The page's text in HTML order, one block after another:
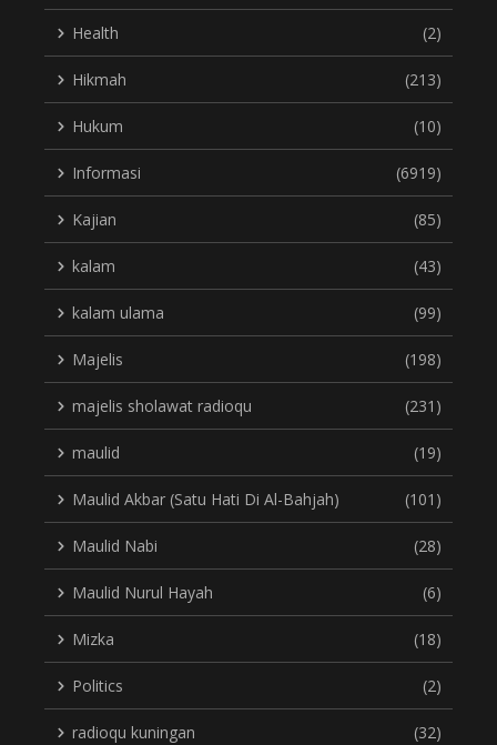
Health (2)
Hikmah (213)
Hukum (10)
Informasi (6919)
Kajian (85)
kalam (43)
kalam ulama (99)
Majelis (198)
majelis sholawat radioqu (231)
maulid (19)
Maulid Akbar (Satu Hati Di Al-Bahjah) (101)
Maulid Nabi (28)
Maulid Nurul Hayah (6)
Mizka (18)
Politics (2)
radioqu kuningan (32)